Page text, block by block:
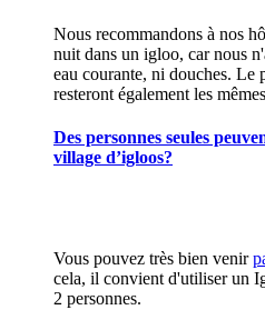
Nous recommandons à nos
nuit dans un igloo, car nous
eau courante, ni douches. Le
resteront également les
Des personnes seules
village d’igloos?
Vous pouvez très bien venir
cela, il convient d'utiliser un
2 personnes.